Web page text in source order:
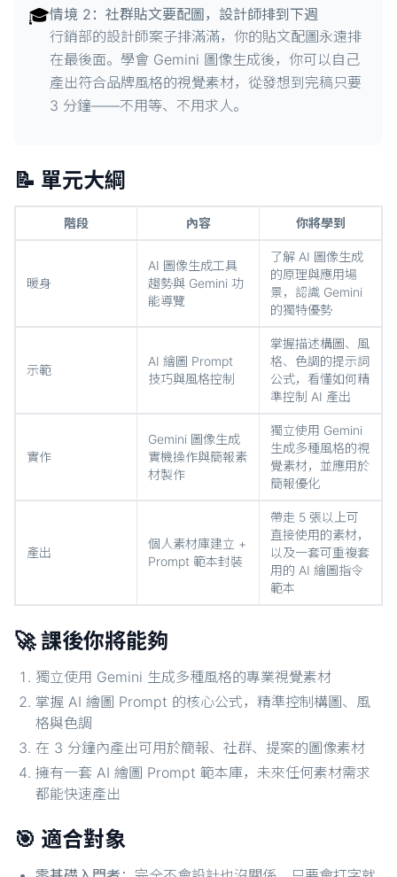
🎓情境 2：社群貼文要配圖，設計師排到下週
行銷部的設計師案子排滿滿，你的貼文配圖永遠排
在最後面。學會 Gemini 圖像生成後，你可以自己
產出符合品牌風格的視覺素材，從發想到完稿只要
3 分鐘——不用等、不用求人。
📝 單元大綱
階段 內容 你將學到
暖身
AI 圖像生成工具
趨勢與 Gemini 功
能導覽
了解 AI 圖像生成
的原理與應用場
景，認識 Gemini
的獨特優勢
示範
AI 繪圖 Prompt
技巧與風格控制
掌握描述構圖、風
格、色調的提示詞
公式，看懂如何精
準控制 AI 產出
實作
Gemini 圖像生成
實機操作與簡報素
材製作
獨立使用 Gemini
生成多種風格的視
覺素材，並應用於
簡報優化
產出
個人素材庫建立 +
Prompt 範本封裝
帶走 5 張以上可
直接使用的素材，
以及一套可重複套
用的 AI 繪圖指令
範本
🚀 課後你將能夠
獨立使用 Gemini 生成多種風格的專業視覺素材
掌握 AI 繪圖 Prompt 的核心公式，精準控制構圖、風
格與色調
在 3 分鐘內產出可用於簡報、社群、提案的圖像素材
擁有一套 AI 繪圖 Prompt 範本庫，未來任何素材需求
都能快速產出
🎯 適合對象